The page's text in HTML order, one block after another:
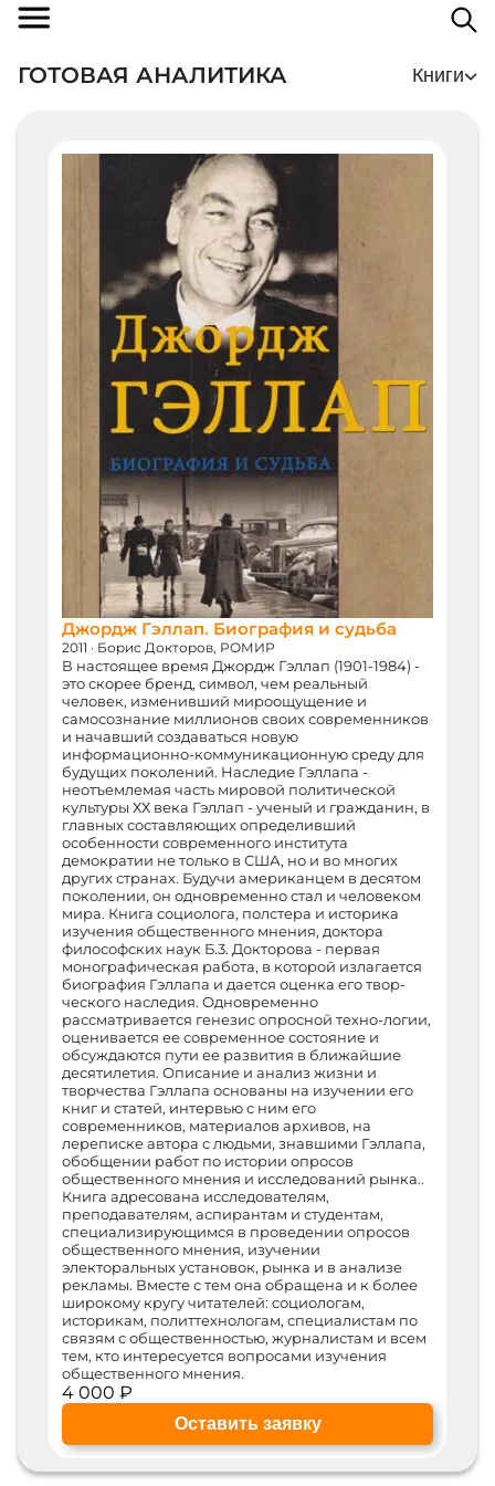
ГОТОВАЯ АНАЛИТИКА Книги
Джордж Гэллап. Биография и судьба
2011 · Борис Докторов, РОМИР
В настоящее время Джордж Гэллап (1901-1984) -
это скорее бренд, символ, чем реальный
человек, изменивший мироощущение и
самосознание миллионов своих современников
и начавший создаваться новую
информационно-коммуникационную среду для
будущих поколений. Наследие Гэллапа -
неотъемлемая часть мировой политической
культуры ХХ века Гэллап - ученый и гражданин, в
главных составляющих определивший
особенности современного института
демократии не только в США, но и во многих
других странах. Будучи американцем в десятом
поколении, он одновременно стал и человеком
мира. Книга социолога, полстера и историка
изучения общественного мнения, доктора
философских наук Б.3. Докторова - первая
монографическая работа, в которой излагается
биография Гэллапа и дается оценка его твор-
ческого наследия. Одновременно
рассматривается генезис опросной техно-логии,
оценивается ее современное состояние и
обсуждаются пути ее развития в ближайшие
десятилетия. Описание и анализ жизни и
творчества Гэллапа основаны на изучении его
книг и статей, интервью с ним его
современников, материалов архивов, на
лереписке автора с людьми, знавшими Гэллапа,
обобщении работ по истории опросов
общественного мнения и исследований рынка..
Книга адресована исследователям,
преподавателям, аспирантам и студентам,
специализирующимся в проведении опросов
общественного мнения, изучении
электоральных установок, рынка и в анализе
рекламы. Вместе с тем она обращена и к более
широкому кругу читателей: социологам,
историкам, политтехнологам, специалистам по
связям с общественностью, журналистам и всем
тем, кто интересуется вопросами изучения
общественного мнения.
4 000 ₽
Оставить заявку